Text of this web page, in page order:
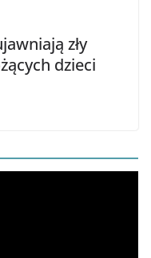
zły
dzieci